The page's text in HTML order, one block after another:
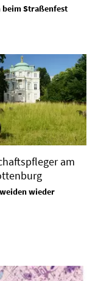
beim Straßenfest
am
wieder